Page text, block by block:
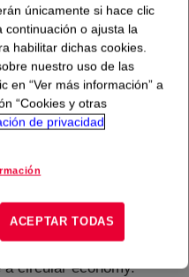
Polyethylene
various pipe
toughness in addition
melt strength​​​. This
can be designed for
circular economy.
únicamente si hace clic
continuación o ajusta la
habilitar dichas cookies.
nuestro uso de las
en “Ver más información” a
“Cookies y otras
de privacidad
ACEPTAR TODAS